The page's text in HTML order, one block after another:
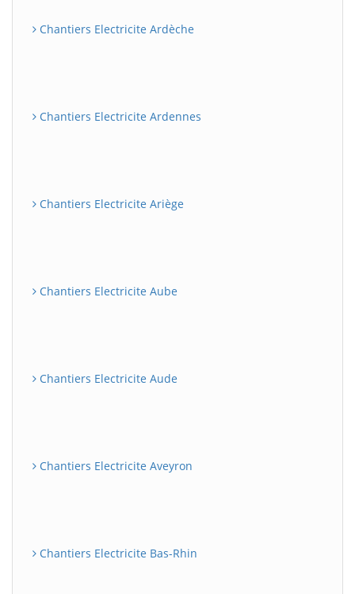
Chantiers Electricite Ardèche
Chantiers Electricite Ardennes
Chantiers Electricite Ariège
Chantiers Electricite Aube
Chantiers Electricite Aude
Chantiers Electricite Aveyron
Chantiers Electricite Bas-Rhin